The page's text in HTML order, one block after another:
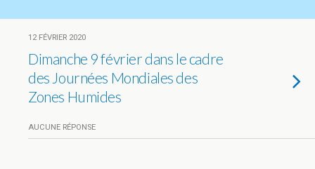
12 FÉVRIER 2020
Dimanche 9 février dans le cadre
des Journées Mondiales des
Zones Humides
AUCUNE RÉPONSE